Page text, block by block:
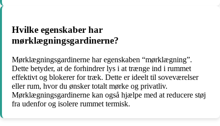
Hvilke egenskaber har
mørklægningsgardinerne?
Mørklægningsgardinerne har egenskaben “mørklægning”.
Dette betyder, at de forhindrer lys i at trænge ind i rummet
effektivt og blokerer for træk. Dette er ideelt til soveværelser
eller rum, hvor du ønsker totalt mørke og privatliv.
Mørklægningsgardinerne kan også hjælpe med at reducere støj
fra udenfor og isolere rummet termisk.